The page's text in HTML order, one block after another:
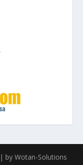
| by Wotan-Solutions